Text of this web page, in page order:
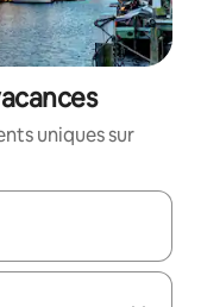
uniques sur
les flèches vers le